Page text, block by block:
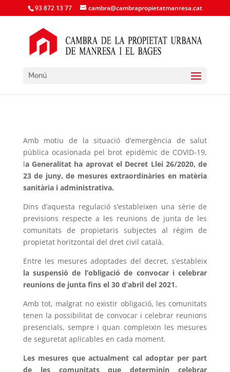
93 872 13 77 cambra@cambrapropietatmanresa.cat
Menú
Amb motiu de la situació d’emergència de salut
pública ocasionada pel brot epidèmic de COVID-19,
la Generalitat ha aprovat el Decret Llei 26/2020, de
23 de juny, de mesures extraordinàries en matèria
sanitària i administrativa.
Dins d’aquesta regulació s’estableixen una sèrie de
previsions respecte a les reunions de junta de les
comunitats de propietaris subjectes al règim de
propietat horitzontal del dret civil català.
Entre les mesures adoptades del decret, s’estableix
la suspensió de l’obligació de convocar i celebrar
reunions de junta fins el 30 d’abril del 2021.
Amb tot, malgrat no existir obligació, les comunitats
tenen la possibilitat de convocar i celebrar reunions
presencials, sempre i quan compleixin les mesures
de seguretat aplicables en cada moment.
Les mesures que actualment cal adoptar per part
de les comunitats que determinin celebrar